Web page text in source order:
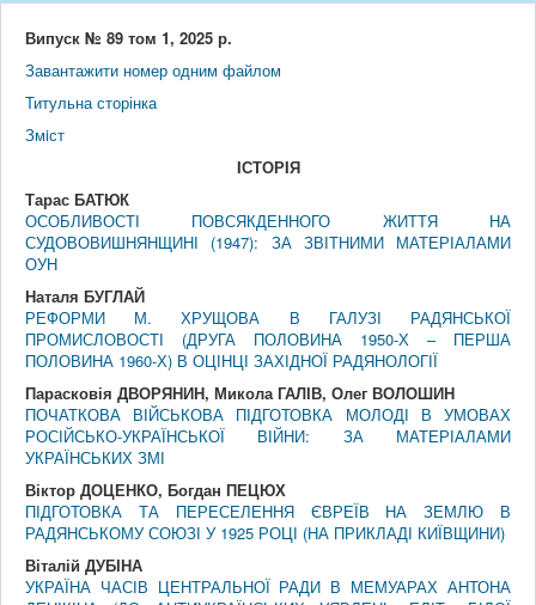
Випуск № 89 том 1, 2025 р.
Завантажити номер одним файлом
Титульна сторінка
Змiст
IСТОРIЯ
Тарас БАТЮК
ОСОБЛИВОСТІ ПОВСЯКДЕННОГО ЖИТТЯ НА
СУДОВОВИШНЯНЩИНІ (1947): ЗА ЗВІТНИМИ МАТЕРІАЛАМИ
ОУН
Наталя БУГЛАЙ
РЕФОРМИ М. ХРУЩОВА В ГАЛУЗІ РАДЯНСЬКОЇ
ПРОМИСЛОВОСТІ (ДРУГА ПОЛОВИНА 1950-Х – ПЕРША
ПОЛОВИНА 1960-Х) В ОЦІНЦІ ЗАХІДНОЇ РАДЯНОЛОГІЇ
Парасковія ДВОРЯНИН, Микола ГАЛІВ, Олег ВОЛОШИН
ПОЧАТКОВА ВІЙСЬКОВА ПІДГОТОВКА МОЛОДІ В УМОВАХ
РОСІЙСЬКО-УКРАЇНСЬКОЇ ВІЙНИ: ЗА МАТЕРІАЛАМИ
УКРАЇНСЬКИХ ЗМІ
Віктор ДОЦЕНКО, Богдан ПЕЦЮХ
ПІДГОТОВКА ТА ПЕРЕСЕЛЕННЯ ЄВРЕЇВ НА ЗЕМЛЮ В
РАДЯНСЬКОМУ СОЮЗІ У 1925 РОЦІ (НА ПРИКЛАДІ КИЇВЩИНИ)
Віталій ДУБІНА
УКРАЇНА ЧАСІВ ЦЕНТРАЛЬНОЇ РАДИ В МЕМУАРАХ АНТОНА